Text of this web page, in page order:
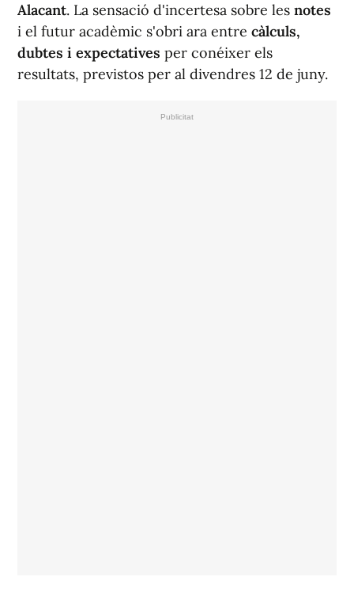
Alacant. La sensació d'incertesa sobre les notes
i el futur acadèmic s'obri ara entre càlculs,
dubtes i expectatives per conéixer els
resultats, previstos per al divendres 12 de juny.